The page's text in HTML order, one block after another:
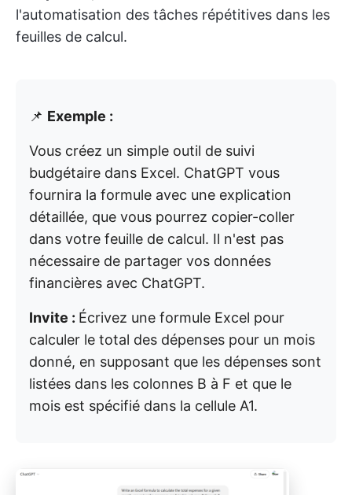
l'automatisation des tâches répétitives dans les
feuilles de calcul.
📌 Exemple :
Vous créez un simple outil de suivi
budgétaire dans Excel. ChatGPT vous
fournira la formule avec une explication
détaillée, que vous pourrez copier-coller
dans votre feuille de calcul. Il n'est pas
nécessaire de partager vos données
financières avec ChatGPT.
Invite : Écrivez une formule Excel pour
calculer le total des dépenses pour un mois
donné, en supposant que les dépenses sont
listées dans les colonnes B à F et que le
mois est spécifié dans la cellule A1.